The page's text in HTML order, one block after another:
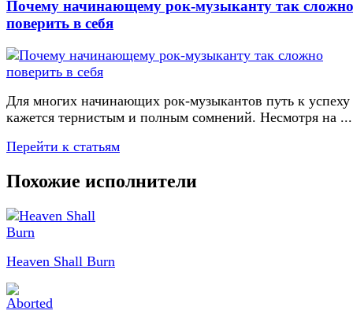
Почему начинающему рок-музыканту так сложно
поверить в себя
Для многих начинающих рок-музыкантов путь к успеху
кажется тернистым и полным сомнений. Несмотря на ...
Перейти к статьям
Похожие исполнители
Heaven Shall Burn